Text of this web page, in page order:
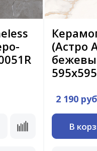
(Астро
2 190
В